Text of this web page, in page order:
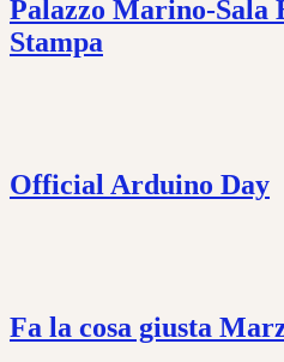
Palazzo Marino-Sala
Stampa
Official Arduino Day
Fa la cosa giusta